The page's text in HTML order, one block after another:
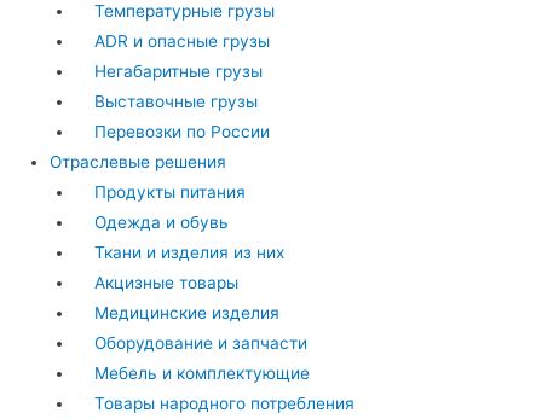
Температурные грузы
ADR и опасные грузы
Негабаритные грузы
Выставочные грузы
Перевозки по России
Отраслевые решения
Продукты питания
Одежда и обувь
Ткани и изделия из них
Акцизные товары
Медицинские изделия
Оборудование и запчасти
Мебель и комплектующие
Товары народного потребления